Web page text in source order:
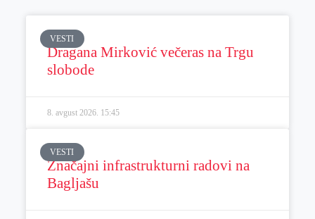
VESTI
Dragana Mirković večeras na Trgu
slobode
8. avgust 2026. 15:45
VESTI
Značajni infrastrukturni radovi na
Bagljašu